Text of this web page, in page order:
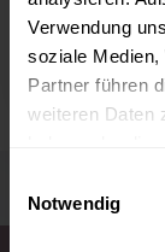
Verwendung
soziale Medien,
Partner führen
weiteren Daten
Notwendig
DIE